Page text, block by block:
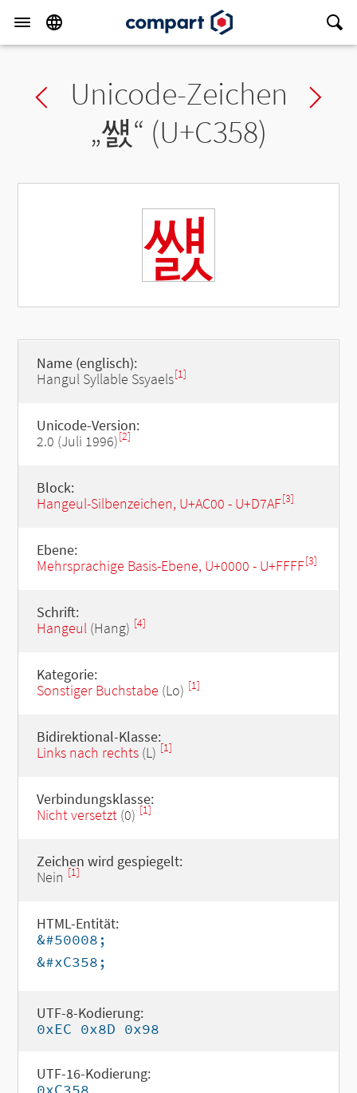
Previous char
Unicode-Zeichen
„썘“ (U+C358)
썘
Name (englisch):
Hangul Syllable Ssyaels[1]
Unicode-Version:
2.0 (Juli 1996)[2]
Block:
Hangeul-Silbenzeichen, U+AC00 - U+D7AF[3]
Ebene:
Mehrsprachige Basis-Ebene, U+0000 - U+FFFF[3]
Schrift:
Hangeul(Hang) [4]
Kategorie:
Sonstiger Buchstabe (Lo) [1]
Bidirektional-Klasse:
Links nach rechts(L) [1]
Verbindungsklasse:
Nicht versetzt(0) [1]
Zeichen wird gespiegelt:
Nein [1]
HTML-Entität:
&#50008;
&#xC358;
UTF-8-Kodierung:
0xEC 0x8D 0x98
UTF-16-Kodierung: